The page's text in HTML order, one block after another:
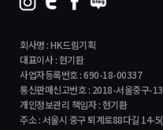
회사명 : HK드림기획
대표이사 : 현기환
사업자등록번호 : 690-18-00337
통신판매신고번호 : 2018-서울중구-
개인정보관리 책임자 : 현기환
주소 : 서울시 중구 퇴계로88다길 14-